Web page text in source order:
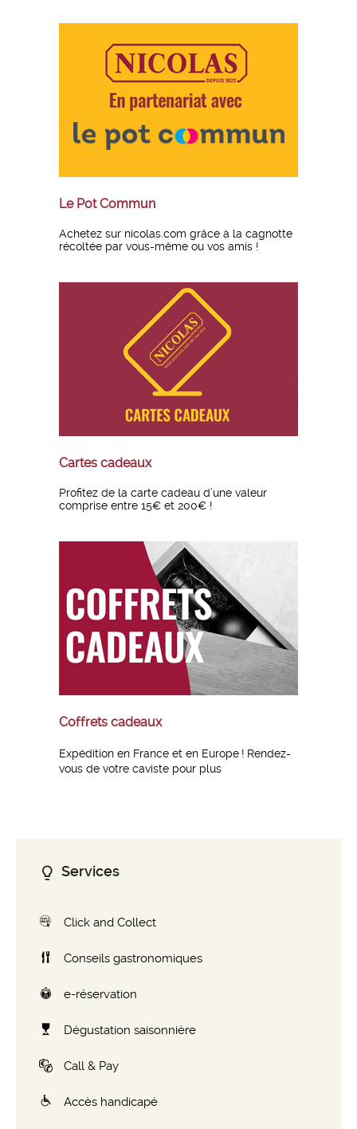
Le Pot Commun
Achetez sur nicolas.com grâce à la cagnotte
récoltée par vous-même ou vos amis !
Cartes cadeaux
Profitez de la carte cadeau d’une valeur
comprise entre 15€ et 200€ !
Coffrets cadeaux
Expédition en France et en Europe ! Rendez-
vous de votre caviste pour plus
Services
Click and Collect
Conseils gastronomiques
e-réservation
Dégustation saisonnière
Call & Pay
Accès handicapé